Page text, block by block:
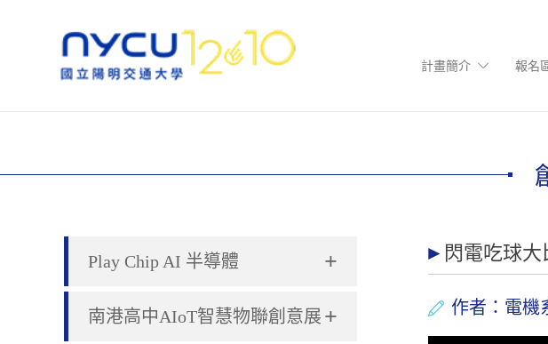
計畫簡介 報名
+
Play Chip AI 半導體
+
南港高中AIoT智慧物聯創意展
閃電吃球大
作者：電機